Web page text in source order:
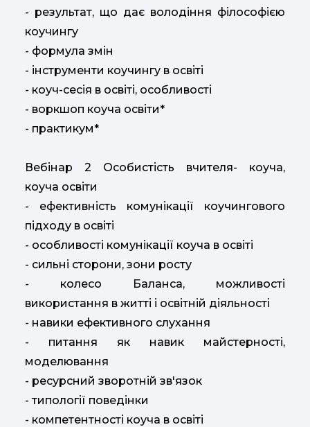
- результат, що дає володіння філософією
коучингу
- формула змін
- інструменти коучингу в освіті
- коуч-сесія в освіті, особливості
- воркшоп коуча освіти*
- практикум*
Вебінар 2 Особистість вчителя- коуча,
коуча освіти
- ефективність комунікації коучингового
підходу в освіті
- особливості комунікації коуча в освіті
- сильні сторони, зони росту
- колесо Баланса, можливості
використання в житті і освітній діяльності
- навики ефективного слухання
- питання як навик майстерності,
моделювання
- ресурсний зворотній зв'язок
- типології поведінки
- компетентності коуча в освіті